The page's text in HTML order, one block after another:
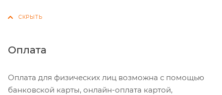
Оплата
Оплата для физических лиц возможна с помощью
банковской карты, онлайн-оплата картой,